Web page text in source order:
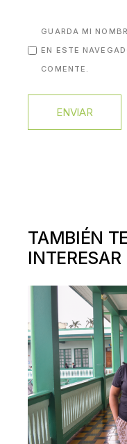
GUARDA MI
EN ESTE
COMENTE.
ENVIAR
TAMBIÉN
INTERESAR